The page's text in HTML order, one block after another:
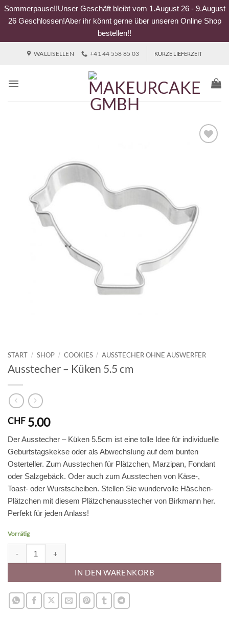
Sommerpause!!Unser Geschäft bleibt vom 1.August 26 - 9.August
26 Geschlossen!Aber ihr könnt gerne über unseren Online Shop
bestellen!!
WALLISELLEN +41 44 558 85 03 KURZE LIEFERZEIT
START / SHOP / COOKIES / AUSSTECHER OHNE AUSWERFER
Ausstecher – Küken 5.5 cm
CHF 5.00
Der Ausstecher – Küken 5.5cm ist eine tolle Idee für individuelle
Geburtstagskekse oder als Abwechslung auf dem bunten
Osterteller. Zum Ausstechen für Plätzchen, Marzipan, Fondant
oder Salzgebäck. Oder auch zum Ausstechen von Käse-,
Toast- oder Wurstscheiben. Stellen Sie wundervolle Häschen-
Plätzchen mit diesem Plätzchenausstecher von Birkmann her.
Perfekt für jeden Anlass!
Vorrätig
IN DEN WARENKORB